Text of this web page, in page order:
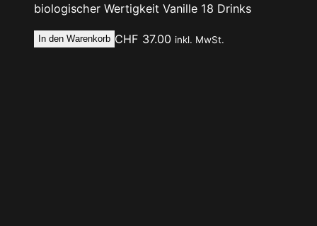
biologischer Wertigkeit Vanille 18 Drinks
In den Warenkorb CHF 37.00 inkl. MwSt.